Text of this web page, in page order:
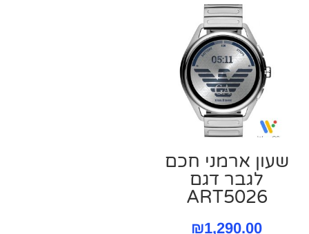
היה:
₪979.00.
שעון ארמני חכם
לגבר דגם
ART5026
₪1,290.00